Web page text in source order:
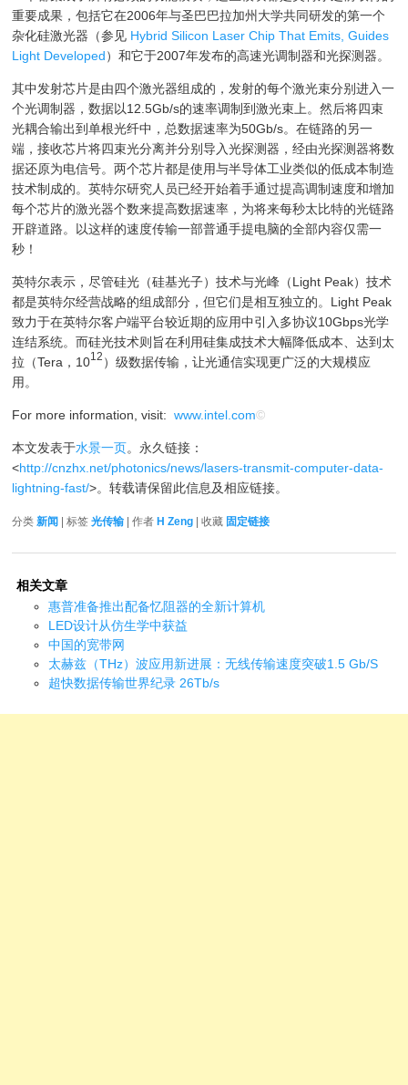
重要成果，包括它在2006年与圣巴巴拉加州大学共同研发的第一个
杂化硅激光器（参见 Hybrid Silicon Laser Chip That Emits, Guides
Light Developed）和它于2007年发布的高速光调制器和光探测器。
其中发射芯片是由四个激光器组成的，发射的每个激光束分别进入一
个光调制器，数据以12.5Gb/s的速率调制到激光束上。然后将四束
光耦合输出到单根光纤中，总数据速率为50Gb/s。在链路的另一
端，接收芯片将四束光分离并分别导入光探测器，经由光探测器将数
据还原为电信号。两个芯片都是使用与半导体工业类似的低成本制造
技术制成的。英特尔研究人员已经开始着手通过提高调制速度和增加
每个芯片的激光器个数来提高数据速率，为将来每秒太比特的光链路
开辟道路。以这样的速度传输一部普通手提电脑的全部内容仅需一
秒！
英特尔表示，尽管硅光（硅基光子）技术与光峰（Light Peak）技术
都是英特尔经营战略的组成部分，但它们是相互独立的。Light Peak
致力于在英特尔客户端平台较近期的应用中引入多协议10Gbps光学
连结系统。而硅光技术则旨在利用硅集成技术大幅降低成本、达到太
拉（Tera，1012 ）级数据传输，让光通信实现更广泛的大规模应
用。
For more information, visit:www.intel.com©
本文发表于水景一页。永久链接：
<http://cnzhx.net/photonics/news/lasers-transmit-computer-data-
lightning-fast/>。转载请保留此信息及相应链接。
分类新闻 | 标签光传输 | 作者H Zeng | 收藏 固定链接
相关文章
惠普准备推出配备忆阻器的全新计算机
LED设计从仿生学中获益
中国的宽带网
太赫兹（THz）波应用新进展：无线传输速度突破1.5 Gb/S
超快数据传输世界纪录 26Tb/s